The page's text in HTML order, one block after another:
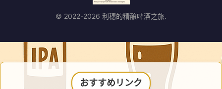
© 2022-2026 利穗的精酿啤酒之旅.
おすすめリンク